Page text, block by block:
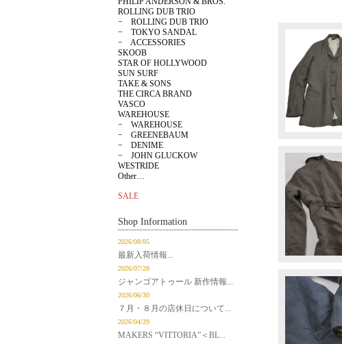
ROLLING DUB TRIO
− ROLLING DUB TRIO
− TOKYO SANDAL
− ACCESSORIES
SKOOB
STAR OF HOLLYWOOD
SUN SURF
TAKE & SONS
THE CIRCA BRAND
VASCO
WAREHOUSE
− WAREHOUSE
− GREENEBAUM
− DENIME
− JOHN GLUCKOW
WESTRIDE
Other…
SALE
Shop Information
2026/08/05
最新入荷情報...
2026/07/28
ジャンゴアトゥール 新作情報...
2026/06/30
７月・８月の店休日について...
2026/04/29
MAKERS “VITTORIA”＜BL...